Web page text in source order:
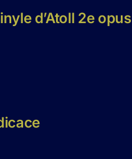
d’Atoll 2e opus